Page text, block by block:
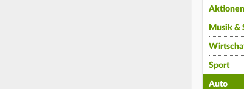
Aktionen
Musik &
Sport
Auto